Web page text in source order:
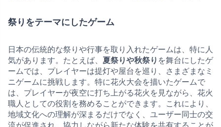
祭りをテーマにしたゲーム
日本の伝統的な祭りや行事を取り入れたゲームは、特に人
気があります。たとえば、 夏祭りや秋祭り を舞台にしたゲ
ームでは、プレイヤーは提灯や屋台を巡り、さまざまなミ
ニゲームに挑戦します。特に花火大会を描いたゲームで
は、プレイヤーが夜空に打ち上がる花火を見ながら、花火
職人としての役割を務めることができます。これにより、
地域文化への理解が深まるだけでなく、ユーザー同士の交